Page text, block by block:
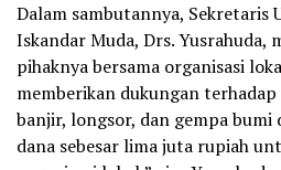
Dalam sambutannya, Sekretaris
Iskandar Muda, Drs. Yusrahuda,
pihaknya bersama organisasi
memberikan dukungan
banjir, longsor, dan gempa bumi
dana sebesar lima juta rupiah